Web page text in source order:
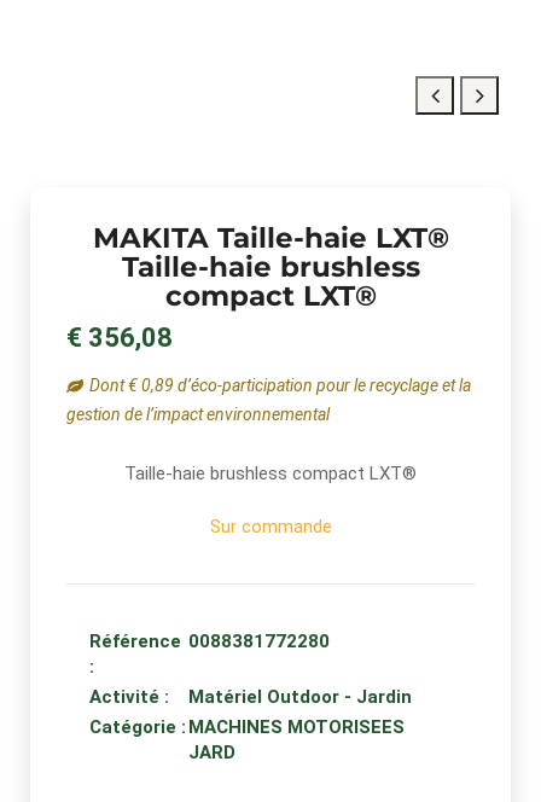
MAKITA Taille-haie LXT®
Taille-haie brushless
compact LXT®
€ 356,08
Dont € 0,89 d’éco-participation pour le recyclage et la
gestion de l’impact environnemental
Taille-haie brushless compact LXT®
Sur commande
Référence
:
0088381772280
Activité :
Matériel Outdoor - Jardin
Catégorie : MACHINES MOTORISEES
JARD